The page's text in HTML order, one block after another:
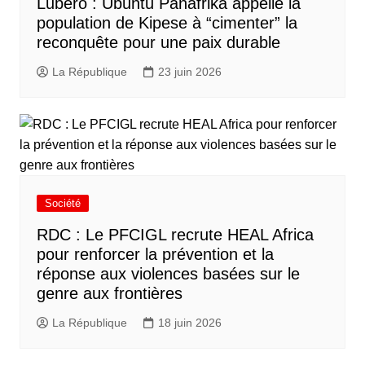
population de Kipese à “cimenter” la
reconquête pour une paix durable
La République 23 juin 2026
Société
RDC : Le PFCIGL recrute HEAL Africa
pour renforcer la prévention et la
réponse aux violences basées sur le
genre aux frontières
La République 18 juin 2026